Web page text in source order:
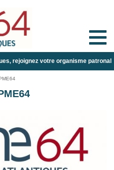
Toggle
rejoignez votre organisme patronal